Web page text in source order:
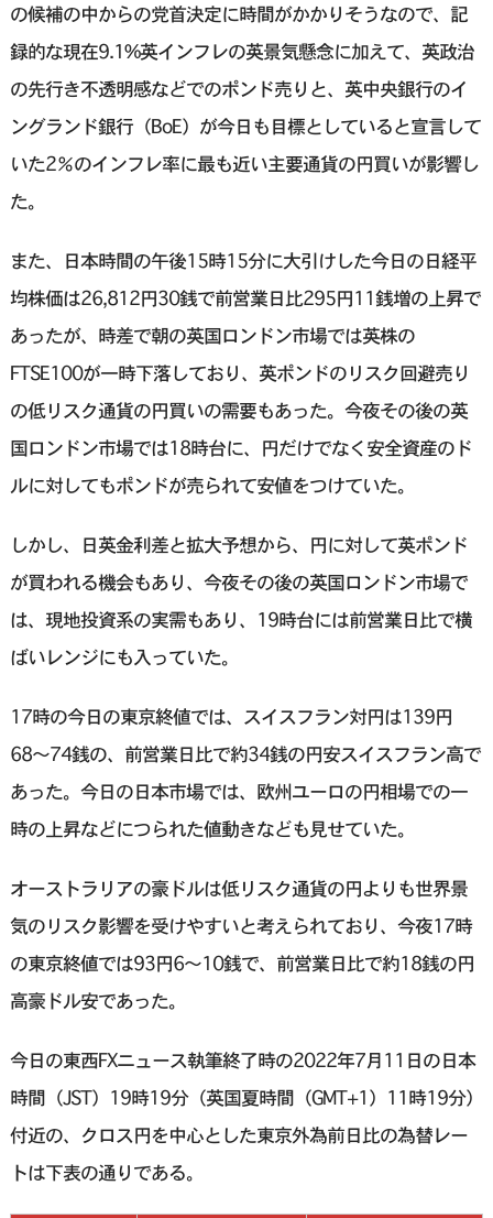
の候補の中からの党首決定に時間がかかりそうなので、記
録的な現在9.1%英インフレの英景気懸念に加えて、英政治
の先行き不透明感などでのポンド売りと、英中央銀行のイ
ングランド銀行（BoE）が今日も目標としていると宣言して
いた2％のインフレ率に最も近い主要通貨の円買いが影響し
た。
また、日本時間の午後15時15分に大引けした今日の日経平
均株価は26,812円30銭で前営業日比295円11銭増の上昇で
あったが、時差で朝の英国ロンドン市場では英株の
FTSE100が一時下落しており、英ポンドのリスク回避売り
の低リスク通貨の円買いの需要もあった。今夜その後の英
国ロンドン市場では18時台に、円だけでなく安全資産のド
ルに対してもポンドが売られて安値をつけていた。
しかし、日英金利差と拡大予想から、円に対して英ポンド
が買われる機会もあり、今夜その後の英国ロンドン市場で
は、現地投資系の実需もあり、19時台には前営業日比で横
ばいレンジにも入っていた。
17時の今日の東京終値では、スイスフラン対円は139円
68〜74銭の、前営業日比で約34銭の円安スイスフラン高で
あった。今日の日本市場では、欧州ユーロの円相場での一
時の上昇などにつられた値動きなども見せていた。
オーストラリアの豪ドルは低リスク通貨の円よりも世界景
気のリスク影響を受けやすいと考えられており、今夜17時
の東京終値では93円6〜10銭で、前営業日比で約18銭の円
高豪ドル安であった。
今日の東西FXニュース執筆終了時の2022年7月11日の日本
時間（JST）19時19分（英国夏時間（GMT+1）11時19分）
付近の、クロス円を中心とした東京外為前日比の為替レー
トは下表の通りである。